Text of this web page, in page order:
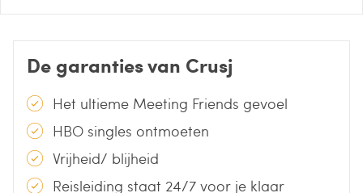
De garanties van Crusj
Het ultieme Meeting Friends gevoel
HBO singles ontmoeten
Vrijheid/ blijheid
Reisleiding staat 24/7 voor je klaar